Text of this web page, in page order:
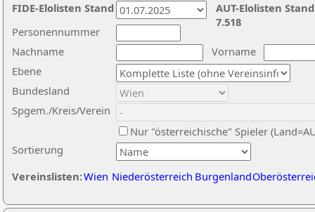
Nachname
Vorname
Ebene
Sortierung
Personennummer
Bundesland
Spgem./Kreis/Verein
Nur "österreichische" Spieler
Vereinslisten:Wien Niederösterreich Burgenland
AUT-Elolisten
7.518
FIDE-Elolisten Stand